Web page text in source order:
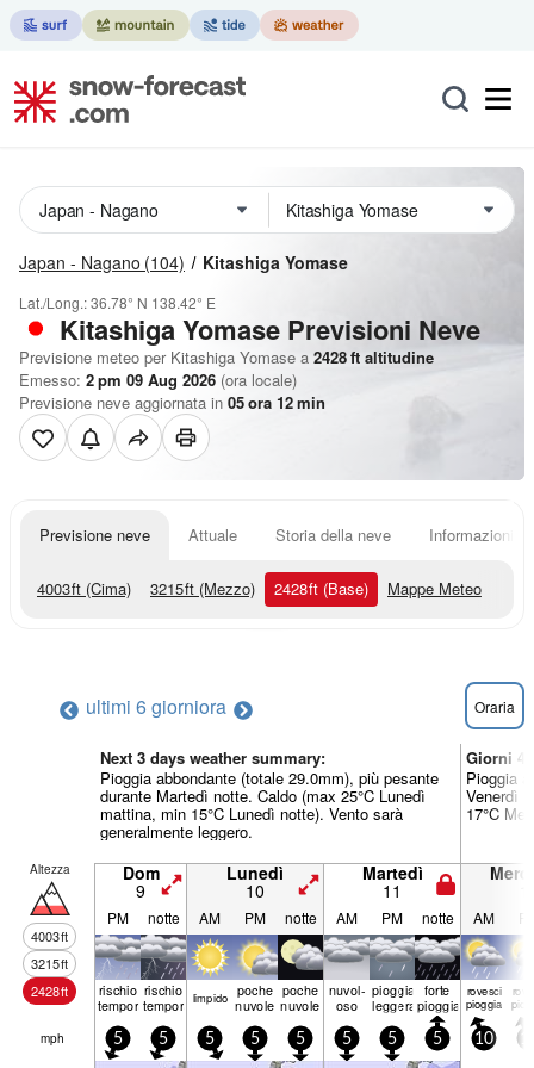
Japan - Nagano (104) Kitashiga Yomase
Lat./Long.:36.78° N 138.42° E
Kitashiga Yomase Previsioni Neve
Previsione meteo per Kitashiga Yomase a 2428ft altitudine
Emesso: 2 pm 09 Aug 2026 (ora locale)
Previsione neve aggiornata in 05ora 12min
Previsione neve Attuale Storia della neve Informazioni
4003ft (Cima) 3215ft (Mezzo) 2428ft (Base) Mappe Meteo
ultimi 6 giorniora Oraria
Next 3 days weather summary:
Pioggia abbondante (totale 29.0mm), più pesante
durante Martedì notte. Caldo (max 25°C Lunedì
mattina, min 15°C Lunedì notte). Vento sarà
generalmente leggero.
Giorni
Pioggia
Venerdì
17°C
Altezza
4003ft
3215ft
2428ft
Dom
9
Lunedì
10
Martedì
11
PM notte AM PM notte AM PM notte AM
rischio
temporale
rischio
temporalelimp­ido poche
nuvole
poche
nuvole
nuvol-
oso
pioggia
leggera
forte
pioggia
rovesci
pioggia
mph 5 5 5 5 5 5 5 5 10